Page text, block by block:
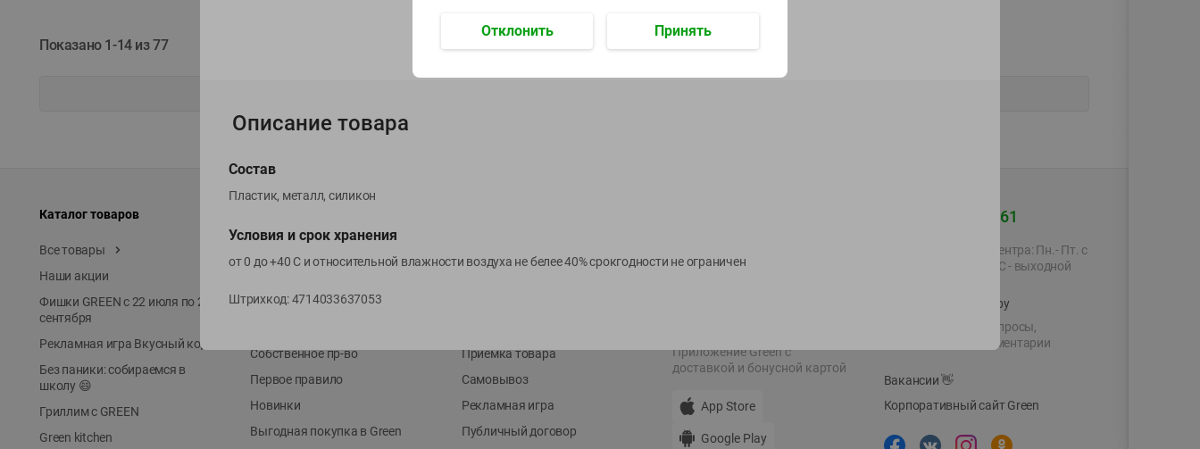
Показано 1-14 из 77
Каталог товаров
Все товары
Наши акции
Фишки GREEN с 22 июля по 22
сентября
Рекламная игра Вкусный код
Без паники: собираемся в
школу 😄
Гриллим с GREEN
Green kitchen
ЭКОлиния
Собственное пр-во
Первое правило
Новинки
Выгодная покупка в Green
Приемка товара
Самовывоз
Рекламная игра
Публичный договор
Приложение Green c
доставкой и бонусной картой
App Store
Google Play
+375 44 560-60-61
Время работы Call-центра: Пн.- Пт. с
09.00 до 17.00, СБ, ВС - выходной
shop@green-market.by
Пишите нам свои вопросы,
предложения и комментарии
Вакансии👋
Корпоративный сайт Green
Штрихкод:4714033637053
Описание товара
Состав
Пластик, металл, силикон
Условия и срок хранения
от 0 до +40 С и относительной влажности воздуха не белее 40% срокгодности не ограничен
Штрихкод:4714033637053
Отклонить Принять